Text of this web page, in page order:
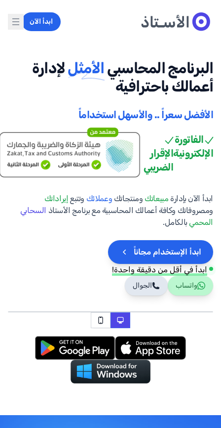
ابدأ الآن
البرنامج المحاسبيالأمثل لإدارة
أعمالك باحترافية
الأفضل سعراً .. والأسهل استخداماً
الفاتورة
الإلكترونيةالإقرار
الضريبي
ابدأ الآن بإدارةمبيعاتكومنتجاتكوعملائكوتتبعإيراداتك
ومصروفاتك وكافة أعمالك المحاسبية مع برنامج الأستاذالسحابي
المحمي بالكامل.
ابدأ الإستخدام مجاناً
ابدأ في أقل من دقيقة واحدة!
واتساب الجوال